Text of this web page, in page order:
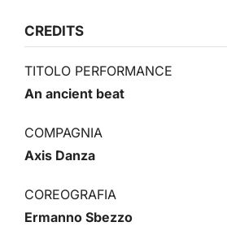
CREDITS
TITOLO PERFORMANCE
An ancient beat
COMPAGNIA
Axis Danza
COREOGRAFIA
Ermanno Sbezzo